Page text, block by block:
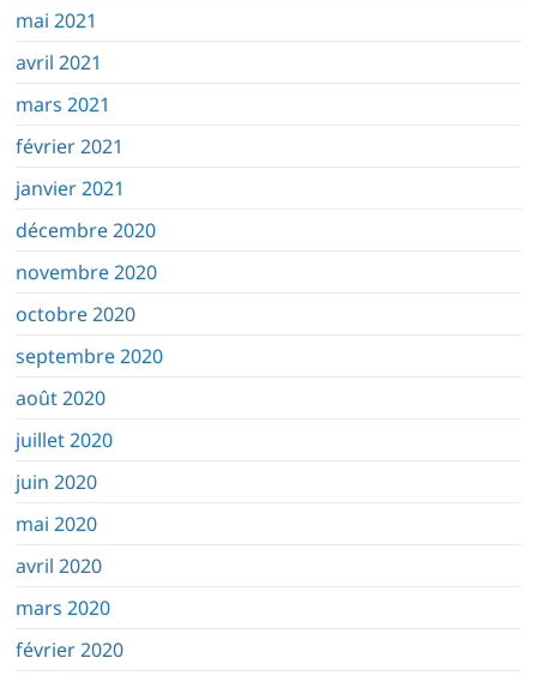
mai 2021
avril 2021
mars 2021
février 2021
janvier 2021
décembre 2020
novembre 2020
octobre 2020
septembre 2020
août 2020
juillet 2020
juin 2020
mai 2020
avril 2020
mars 2020
février 2020